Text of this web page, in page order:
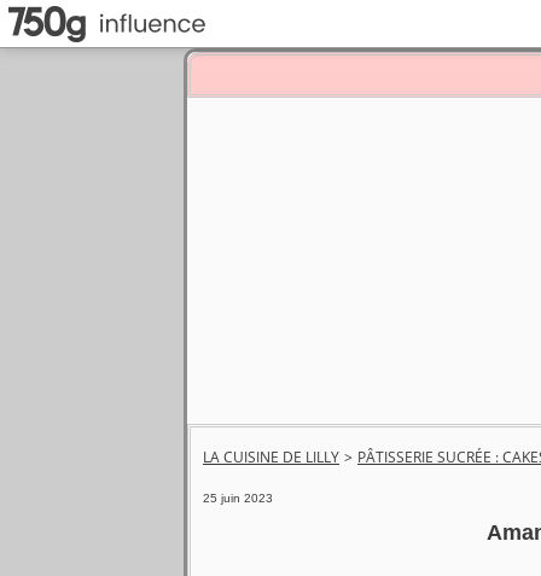
LA CUISINE DE LILLY > PÂTISSERIE SUCRÉE :
25 juin 2023